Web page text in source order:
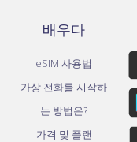
배우다
eSIM 사용법
가상 전화를 시작하
는 방법은?
가격 및 플랜